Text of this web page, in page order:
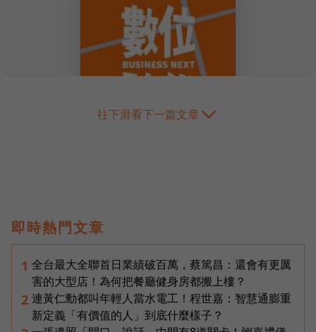
往下滑看下一篇文章
即時熱門文章
1 全台最大全聯首日業績破百萬，蔡篤昌：還會有更厲
害的大型店！為何把餐廳健身房都搬上樓？
2 連黃仁勳都叫年輕人當水電工！程世嘉：智慧通膨重
新定義「有價值的人」到底什麼樣子？